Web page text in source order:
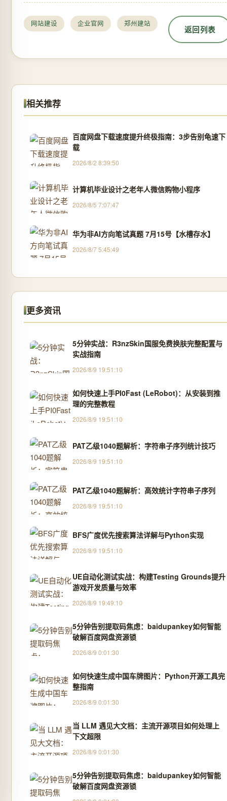
网站建设 企业官网 郑州建站
返回列表
相关推荐
百度网盘下载速度提升终极指南：3步告别龟速下
载
2026/8/2 8:39:50
计算机毕业设计之老年人微信购物小程序
2026/8/5 7:07:47
华为非AI方向笔试真题 7月15号【水槽存水】
2026/8/7 5:45:49
更多资讯
5分钟实战：R3nzSkin国服免费换肤完整配置与
实战指南
2026/8/9 19:51:10
如何快速上手PI0Fast (LeRobot)：从安装到推
理的完整教程
2026/8/9 19:51:10
PAT乙级1040题解析：字符串子序列统计技巧
2026/8/9 19:51:10
PAT乙级1040题解析：高效统计字符串子序列
2026/8/9 19:51:10
BFS广度优先搜索算法详解与Python实现
2026/8/9 19:51:10
UE自动化测试实战：构建Testing Grounds提升
游戏开发质量与效率
2026/8/9 19:49:10
5分钟告别提取码焦虑：baidupankey如何智能
破解百度网盘资源锁
2026/8/9 0:01:30
如何快速生成中国车牌图片：Python开源工具完
整指南
2026/8/9 0:01:30
当 LLM 遇见大文档：主流开源项目如何处理上
下文超限
2026/8/9 0:01:30
5分钟告别提取码焦虑：baidupankey如何智能
破解百度网盘资源锁